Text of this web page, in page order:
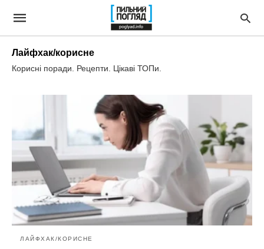
Лайфхак/корисне
Корисні поради. Рецепти. Цікаві ТОПи.
ЛАЙФХАК/КОРИСНЕ